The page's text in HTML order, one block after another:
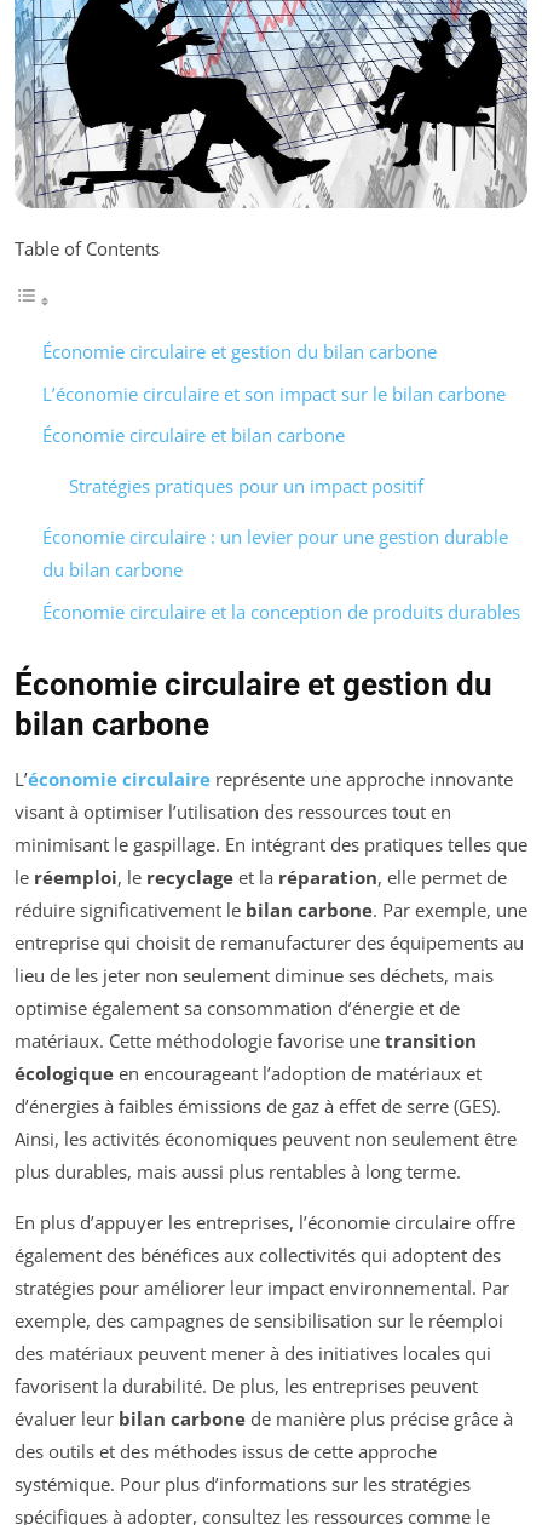
Table of Contents
Économie circulaire et gestion du bilan carbone
L’économie circulaire et son impact sur le bilan carbone
Économie circulaire et bilan carbone
Stratégies pratiques pour un impact positif
Économie circulaire : un levier pour une gestion durable
du bilan carbone
Économie circulaire et la conception de produits durables
Économie circulaire et gestion du
bilan carbone
L’économie circulaire représente une approche innovante
visant à optimiser l’utilisation des ressources tout en
minimisant le gaspillage. En intégrant des pratiques telles que
le réemploi, le recyclage et la réparation, elle permet de
réduire significativement le bilan carbone. Par exemple, une
entreprise qui choisit de remanufacturer des équipements au
lieu de les jeter non seulement diminue ses déchets, mais
optimise également sa consommation d’énergie et de
matériaux. Cette méthodologie favorise une transition
écologique en encourageant l’adoption de matériaux et
d’énergies à faibles émissions de gaz à effet de serre (GES).
Ainsi, les activités économiques peuvent non seulement être
plus durables, mais aussi plus rentables à long terme.
En plus d’appuyer les entreprises, l’économie circulaire offre
également des bénéfices aux collectivités qui adoptent des
stratégies pour améliorer leur impact environnemental. Par
exemple, des campagnes de sensibilisation sur le réemploi
des matériaux peuvent mener à des initiatives locales qui
favorisent la durabilité. De plus, les entreprises peuvent
évaluer leur bilan carbone de manière plus précise grâce à
des outils et des méthodes issus de cette approche
systémique. Pour plus d’informations sur les stratégies
spécifiques à adopter, consultez les ressources comme le